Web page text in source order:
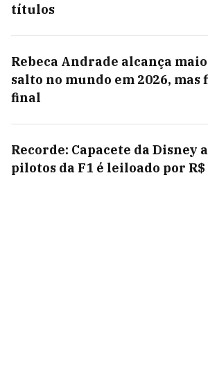
títulos
Rebeca Andrade alcança
salto no mundo em 2026, mas
final
Recorde: Capacete da Disney
pilotos da F1 é leiloado por